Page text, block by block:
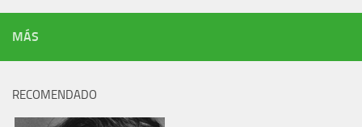
MÁS
RECOMENDADO